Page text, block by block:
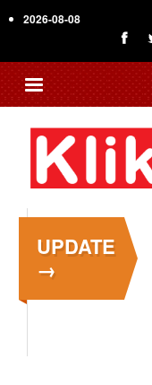
to
content
2026-08-08
UPDATE
→